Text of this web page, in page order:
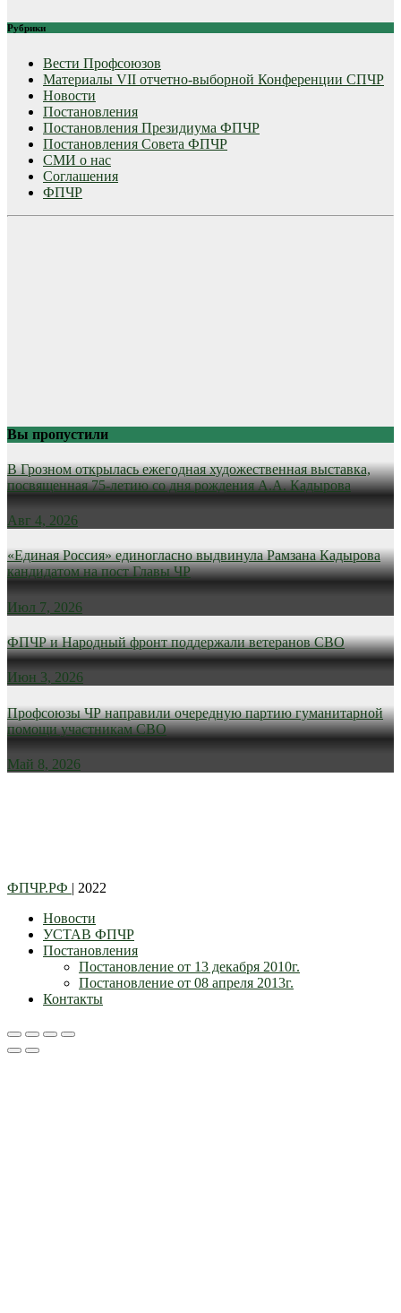
Рубрики
Вести Профсоюзов
Материалы VII отчетно-выборной Конференции СПЧР
Новости
Постановления
Постановления Президиума ФПЧР
Постановления Совета ФПЧР
СМИ о нас
Соглашения
ФПЧР
Вы пропустили
В Грозном открылась ежегодная художественная выставка,
посвященная 75-летию со дня рождения А.А. Кадырова
Авг 4, 2026
«Единая Россия» единогласно выдвинула Рамзана Кадырова
кандидатом на пост Главы ЧР
Июл 7, 2026
ФПЧР и Народный фронт поддержали ветеранов СВО
Июн 3, 2026
Профсоюзы ЧР направили очередную партию гуманитарной
помощи участникам СВО
Май 8, 2026
ФПЧР.РФ | 2022
Новости
УСТАВ ФПЧР
Постановления
Постановление от 13 декабря 2010г.
Постановление от 08 апреля 2013г.
Контакты